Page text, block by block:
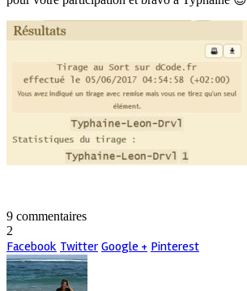
9 commentaires
2
Facebook Twitter Google + Pinterest